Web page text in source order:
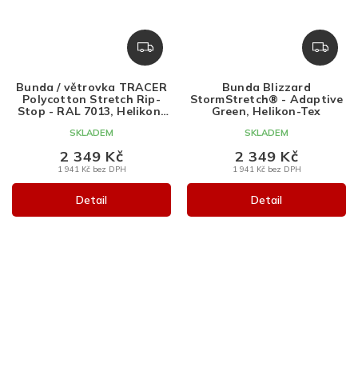
Z
D
R
M
Bunda / větrovka TRACER
Polycotton Stretch Rip-
Stop - RAL 7013, Helikon-
SKLADEM
1 941 Kč bez DPH
2 349 Kč
Detail
Z
D
R
Bunda Blizzard
StormStretch® - Adaptive
Green, Helikon-Tex
SKLADEM
1 941 Kč bez DPH
2 349 Kč
Detail